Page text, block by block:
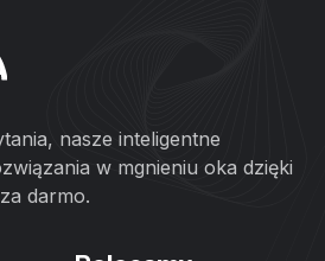
nasze inteligentne
w mgnieniu oka dzięki
darmo.